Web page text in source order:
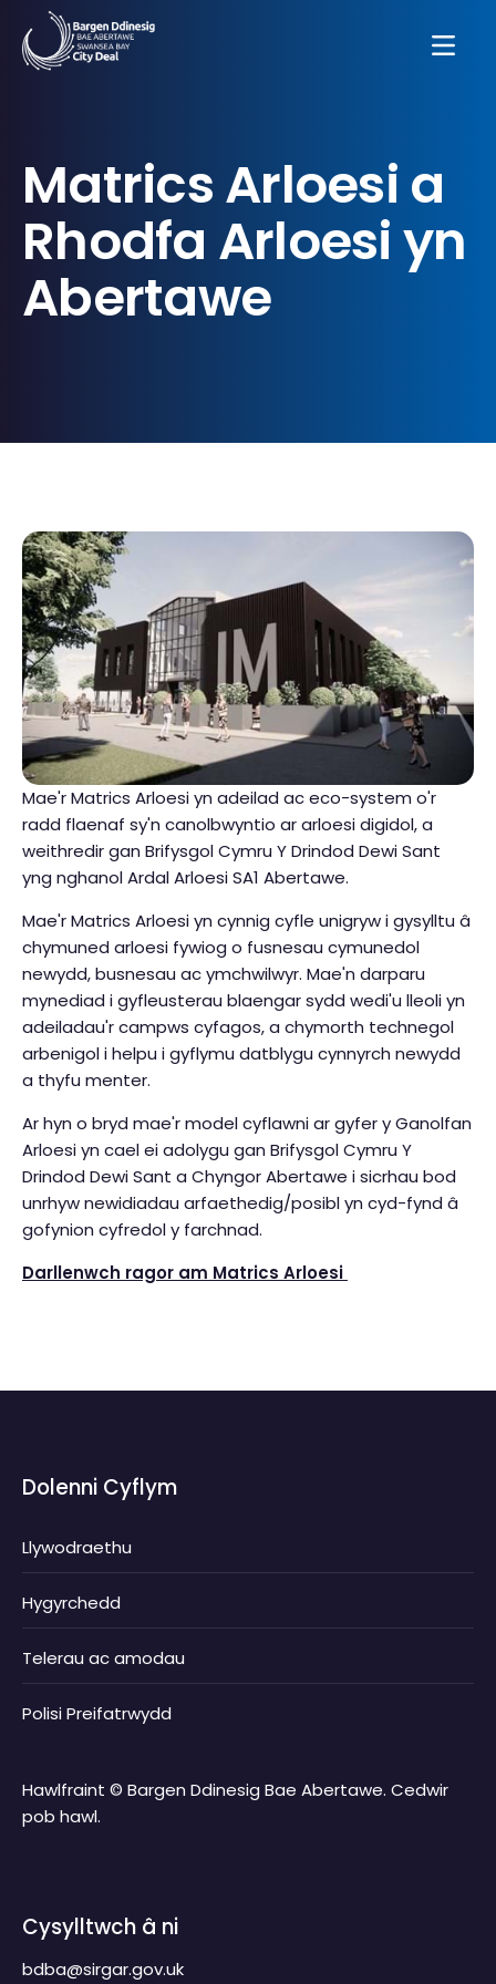
Matrics Arloesi a
Rhodfa Arloesi yn
Abertawe
Mae'r Matrics Arloesi yn adeilad ac eco-system o'r
radd flaenaf sy'n canolbwyntio ar arloesi digidol, a
weithredir gan Brifysgol Cymru Y Drindod Dewi Sant
yng nghanol Ardal Arloesi SA1 Abertawe.
Mae'r Matrics Arloesi yn cynnig cyfle unigryw i gysylltu â
chymuned arloesi fywiog o fusnesau cymunedol
newydd, busnesau ac ymchwilwyr. Mae'n darparu
mynediad i gyfleusterau blaengar sydd wedi'u lleoli yn
adeiladau'r campws cyfagos, a chymorth technegol
arbenigol i helpu i gyflymu datblygu cynnyrch newydd
a thyfu menter.
Ar hyn o bryd mae'r model cyflawni ar gyfer y Ganolfan
Arloesi yn cael ei adolygu gan Brifysgol Cymru Y
Drindod Dewi Sant a Chyngor Abertawe i sicrhau bod
unrhyw newidiadau arfaethedig/posibl yn cyd-fynd â
gofynion cyfredol y farchnad.
Darllenwch ragor am Matrics Arloesi
Dolenni Cyflym
Llywodraethu
Hygyrchedd
Telerau ac amodau
Polisi Preifatrwydd
Hawlfraint © Bargen Ddinesig Bae Abertawe. Cedwir
pob hawl.
Cysylltwch â ni
bdba@sirgar.gov.uk